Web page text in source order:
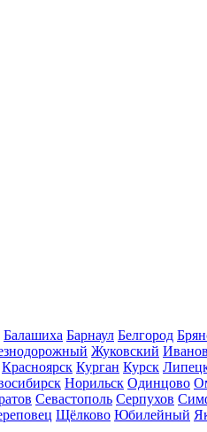
Балашиха Барнаул Белгород
Жуковский
Красноярск Курган Курск
Норильск Одинцово
Севастополь Серпухов
Щёлково Юбилейный